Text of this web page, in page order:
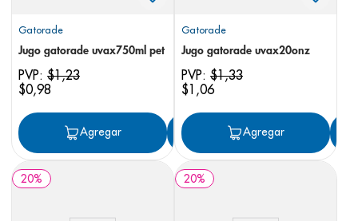
Gatorade
Jugo gatorade uvax750ml pet
PVP: $1,23
$0,98
Agregar Agregar
Gatorade
Jugo gatorade uvax20onz
PVP: $1,33
$1 ,06
Agregar
20% 20%